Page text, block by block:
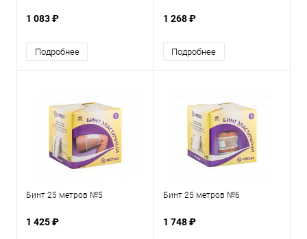
1 083 ₽
Подробнее
1 268 ₽
Подробнее
Бинт 25 метров №5
1 425 ₽
Бинт 25 метров №6
1 748 ₽